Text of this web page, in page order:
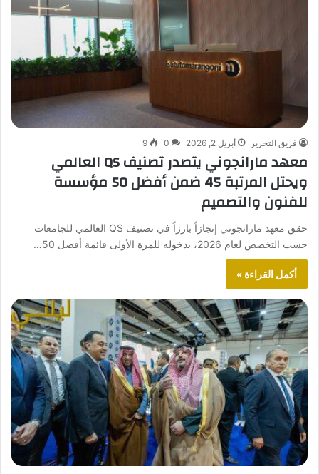
فريق التحرير أبريل 2, 2026 0
9
معهد مارانجوني يتصدر تصنيف QS العالمي
ويحتل المرتبة 45 ضمن أفضل 50 مؤسسة
للفنون والتصميم
حقق معهد مارانجوني إنجازاً بارزاً في تصنيف QS العالمي للجامعات
حسب التخصص لعام 2026، بدخوله للمرة الأولى قائمة أفضل 50…
أكمل القراءة »